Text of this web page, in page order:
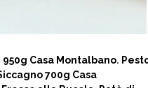
Casa Montalbano.
700g Casa